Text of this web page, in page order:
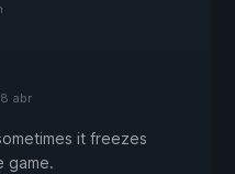
abr
it freezes
game.